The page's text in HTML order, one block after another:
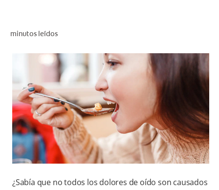
PARA PROFESIONALES
CUPONES
EC (ES)
SUSCRÍBETE
minutos leídos
¿Sabía que no todos los dolores de oído son causados